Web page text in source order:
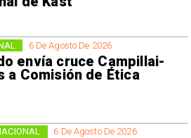
6 De Agosto De 2026
envía cruce Campillai-
a Comisión de Ética
6 De Agosto De 2026